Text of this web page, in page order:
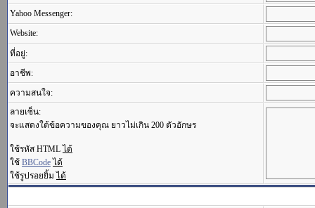
Yahoo Messenger:
Website:
ที่อยู่:
อาชีพ:
ความสนใจ:
ลายเซ็น:
จะแสดงใต้ข้อความของคุณ ยาวไม่เกิน 200 ตัวอักษร
ใช้รหัส HTML ได้
ใช้ BBCode ได้
ใช้รูปรอยยิ้ม ได้